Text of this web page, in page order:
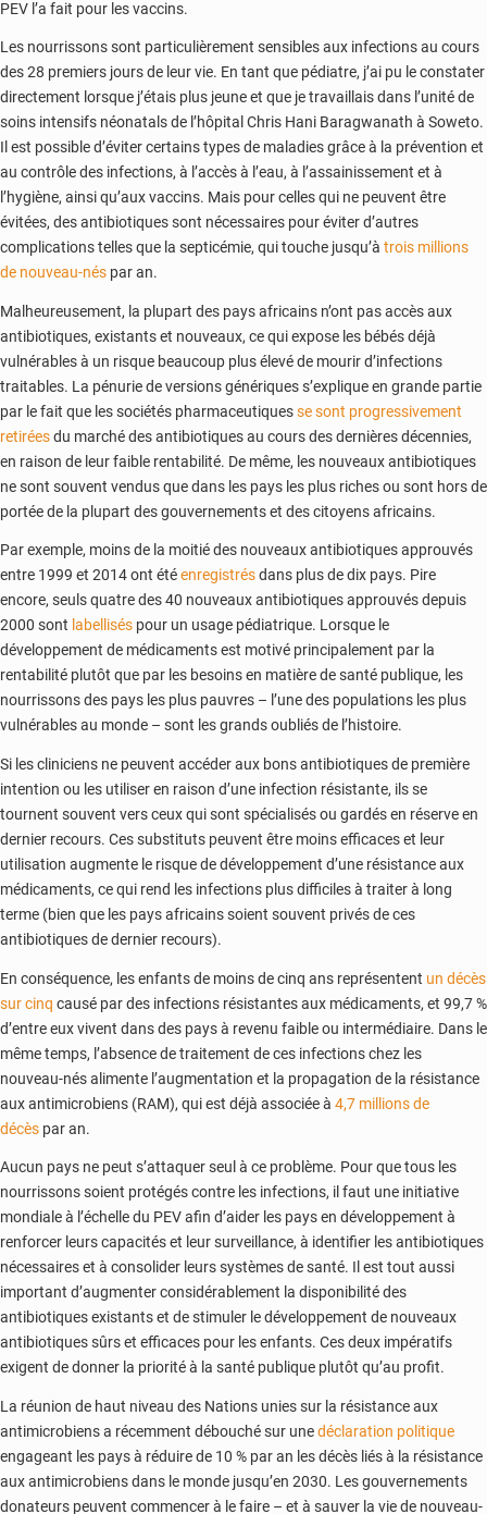
PEV l’a fait pour les vaccins.
Les nourrissons sont particulièrement sensibles aux infections au cours
des 28 premiers jours de leur vie. En tant que pédiatre, j’ai pu le constater
directement lorsque j’étais plus jeune et que je travaillais dans l’unité de
soins intensifs néonatals de l’hôpital Chris Hani Baragwanath à Soweto.
Il est possible d’éviter certains types de maladies grâce à la prévention et
au contrôle des infections, à l’accès à l’eau, à l’assainissement et à
l’hygiène, ainsi qu’aux vaccins. Mais pour celles qui ne peuvent être
évitées, des antibiotiques sont nécessaires pour éviter d’autres
complications telles que la septicémie, qui touche jusqu’à trois millions
de nouveau-nés par an.
Malheureusement, la plupart des pays africains n’ont pas accès aux
antibiotiques, existants et nouveaux, ce qui expose les bébés déjà
vulnérables à un risque beaucoup plus élevé de mourir d’infections
traitables. La pénurie de versions génériques s’explique en grande partie
par le fait que les sociétés pharmaceutiquesse sont progressivement
retiréesdu marché des antibiotiques au cours des dernières décennies,
en raison de leur faible rentabilité. De même, les nouveaux antibiotiques
ne sont souvent vendus que dans les pays les plus riches ou sont hors de
portée de la plupart des gouvernements et des citoyens africains.
Par exemple, moins de la moitié des nouveaux antibiotiques approuvés
entre 1999 et 2014 ont étéenregistrésdans plus de dix pays. Pire
encore, seuls quatre des 40 nouveaux antibiotiques approuvés depuis
2000 sont labellisés pour un usage pédiatrique. Lorsque le
développement de médicaments est motivé principalement par la
rentabilité plutôt que par les besoins en matière de santé publique, les
nourrissons des pays les plus pauvres – l’une des populations les plus
vulnérables au monde – sont les grands oubliés de l’histoire.
Si les cliniciens ne peuvent accéder aux bons antibiotiques de première
intention ou les utiliser en raison d’une infection résistante, ils se
tournent souvent vers ceux qui sont spécialisés ou gardés en réserve en
dernier recours. Ces substituts peuvent être moins efficaces et leur
utilisation augmente le risque de développement d’une résistance aux
médicaments, ce qui rend les infections plus difficiles à traiter à long
terme (bien que les pays africains soient souvent privés de ces
antibiotiques de dernier recours).
En conséquence, les enfants de moins de cinq ans représentent un décès
sur cinq causé par des infections résistantes aux médicaments, et 99,7 %
d’entre eux vivent dans des pays à revenu faible ou intermédiaire. Dans le
même temps, l’absence de traitement de ces infections chez les
nouveau-nés alimente l’augmentation et la propagation de la résistance
aux antimicrobiens (RAM), qui est déjà associée à 4,7 millions de
décès par an.
Aucun pays ne peut s’attaquer seul à ce problème. Pour que tous les
nourrissons soient protégés contre les infections, il faut une initiative
mondiale à l’échelle du PEV afin d’aider les pays en développement à
renforcer leurs capacités et leur surveillance, à identifier les antibiotiques
nécessaires et à consolider leurs systèmes de santé. Il est tout aussi
important d’augmenter considérablement la disponibilité des
antibiotiques existants et de stimuler le développement de nouveaux
antibiotiques sûrs et efficaces pour les enfants. Ces deux impératifs
exigent de donner la priorité à la santé publique plutôt qu’au profit.
La réunion de haut niveau des Nations unies sur la résistance aux
antimicrobiens a récemment débouché sur unedéclaration politique
engageant les pays à réduire de 10 % par an les décès liés à la résistance
aux antimicrobiens dans le monde jusqu’en 2030. Les gouvernements
donateurs peuvent commencer à le faire – et à sauver la vie de nouveau-